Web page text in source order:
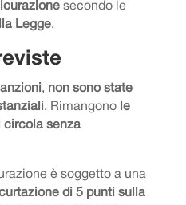
secondo le
Legge.
, non sono state
. Rimangono le
circola senza
è soggetto a una
di 5 punti sulla